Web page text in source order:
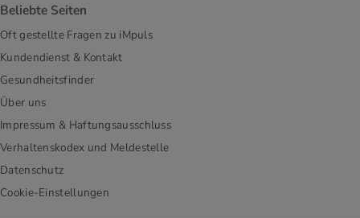
Beliebte Seiten
Oft gestellte Fragen zu iMpuls
Kundendienst & Kontakt
Gesundheitsfinder
Über uns
Impressum & Haftungsausschluss
Verhaltenskodex und Meldestelle
Datenschutz
Cookie-Einstellungen